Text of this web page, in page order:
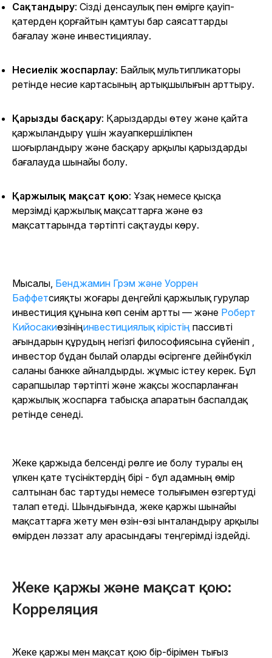
Сақтандыру: Сізді денсаулық пен өмірге қауіп-
қатерден қорғайтын қамтуы бар саясаттарды
бағалау және инвестициялау.
Несиелік жоспарлау: Байлық мультипликаторы
ретінде несие картасының артықшылығын арттыру.
Қарызды басқару: Қарыздарды өтеу және қайта
қаржыландыру үшін жауапкершілікпен
шоғырландыру және басқару арқылы қарыздарды
бағалауда шынайы болу.
Қаржылық мақсат қою: Ұзақ немесе қысқа
мерзімді қаржылық мақсаттарға және өз
мақсаттарында тәртіпті сақтауды көру.
Мысалы, Бенджамин Грэм және Уоррен
Баффетсияқты жоғары деңгейлі қаржылық гурулар
инвестиция құнына көп сенім артты — және Роберт
Кийосакиөзініңинвестициялық кірістің пассивті
ағындарын құрудың негізгі философиясына сүйеніп ,
инвестор бұдан былай оларды өсіргенге дейінбүкіл
саланы банкке айналдырды. жұмыс істеу керек. Бұл
сарапшылар тәртіпті және жақсы жоспарланған
қаржылық жоспарға табысқа апаратын баспалдақ
ретінде сенеді.
Жеке қаржыда белсенді рөлге ие болу туралы ең
үлкен қате түсініктердің бірі - бұл адамның өмір
салтынан бас тартуды немесе толығымен өзгертуді
талап етеді. Шындығында, жеке қаржы шынайы
мақсаттарға жету мен өзін-өзі ынталандыру арқылы
өмірден ләззат алу арасындағы теңгерімді іздейді.
Жеке қаржы және мақсат қою:
Корреляция
Жеке қаржы мен мақсат қою бір-бірімен тығыз